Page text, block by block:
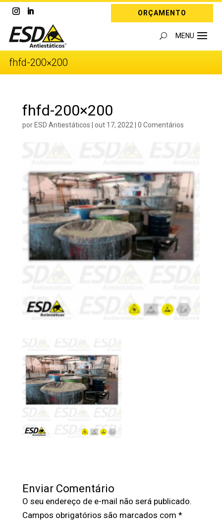
ORÇAMENTO
fhfd-200×200
fhfd-200×200
porESD Antiestáticos | out 17, 2022 | 0 Comentários
Enviar Comentário
O seu endereço de e-mail não será publicado.
Campos obrigatórios são marcados com *